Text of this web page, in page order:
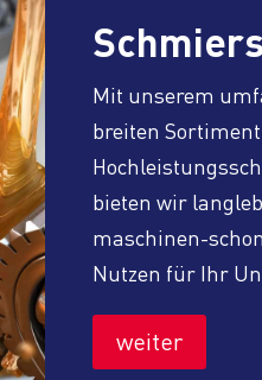
Mit unserem
breiten
bieten wir
maschinen-
Nutzen für Ihr
weiter